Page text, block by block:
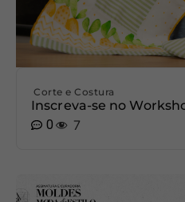
Corte e Costura
Inscreva-se no
0
7